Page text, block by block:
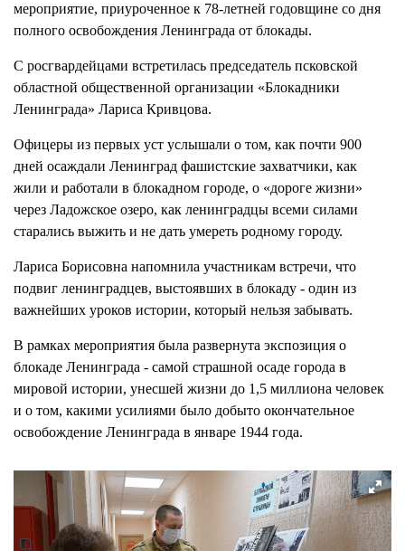
мероприятие, приуроченное к 78-летней годовщине со дня
полного освобождения Ленинграда от блокады.
С росгвардейцами встретилась председатель псковской
областной общественной организации «Блокадники
Ленинграда» Лариса Кривцова.
Офицеры из первых уст услышали о том, как почти 900
дней осаждали Ленинград фашистские захватчики, как
жили и работали в блокадном городе, о «дороге жизни»
через Ладожское озеро, как ленинградцы всеми силами
старались выжить и не дать умереть родному городу.
Лариса Борисовна напомнила участникам встречи, что
подвиг ленинградцев, выстоявших в блокаду - один из
важнейших уроков истории, который нельзя забывать.
В рамках мероприятия была развернута экспозиция о
блокаде Ленинграда - самой страшной осаде города в
мировой истории, унесшей жизни до 1,5 миллиона человек
и о том, какими усилиями было добыто окончательное
освобождение Ленинграда в январе 1944 года.